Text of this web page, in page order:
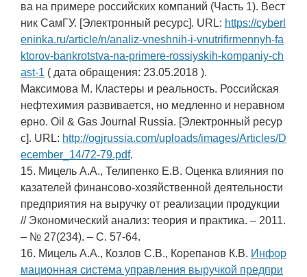
ва на примере российских компаний (Часть 1). Вест
ник СамГУ. [Электронный ресурс]. URL: https://cyberl
eninka.ru/article/n/analiz-vneshnih-i-vnutrifirmennyh-fa
ktorov-bankrotstva-na-primere-rossiyskih-kompaniy-ch
ast-1 ( дата обращения: 23.05.2018 ).
Максимова М. Кластеры и реальность. Российская
нефтехимия развивается, но медленно и неравном
ерно. Oil & Gas Journal Russia. [Электронный ресур
с]. URL: http://ogjrussia.com/uploads/images/Articles/D
ecember_14/72-79.pdf.
15. Мицель А.А., Телипенко Е.В. Оценка влияния по
казателей финансово-хозяйственной деятельности
предприятия на выручку от реализации продукции
// Экономический анализ: теория и практика. – 2011.
– № 27(234). – С. 57-64.
16. Мицель А.А., Козлов С.В., Корепанов К.В. Инфор
мационная система управления выручкой предпри